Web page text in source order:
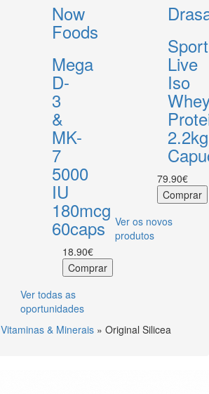
Now
Foods
Mega
D-
3
&
MK-
7
5000
IU
180mcg
60caps
18.90€
Ver todas as
oportunidades
Sport
Live
Iso
2.2kg
79.90€
Ver os novos
produtos
Vitaminas & Minerais » Original Silicea